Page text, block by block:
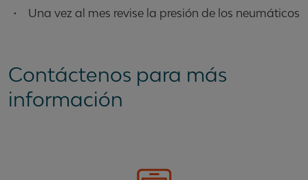
•
Una vez al mes revise la presión de los neumáticos
Contáctenos para más
información